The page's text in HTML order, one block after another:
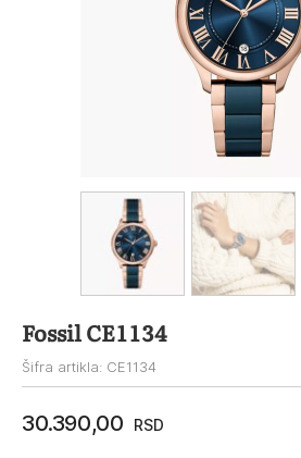
Fossil CE1134
Šifra artikla: CE1134
30.390,00 RSD